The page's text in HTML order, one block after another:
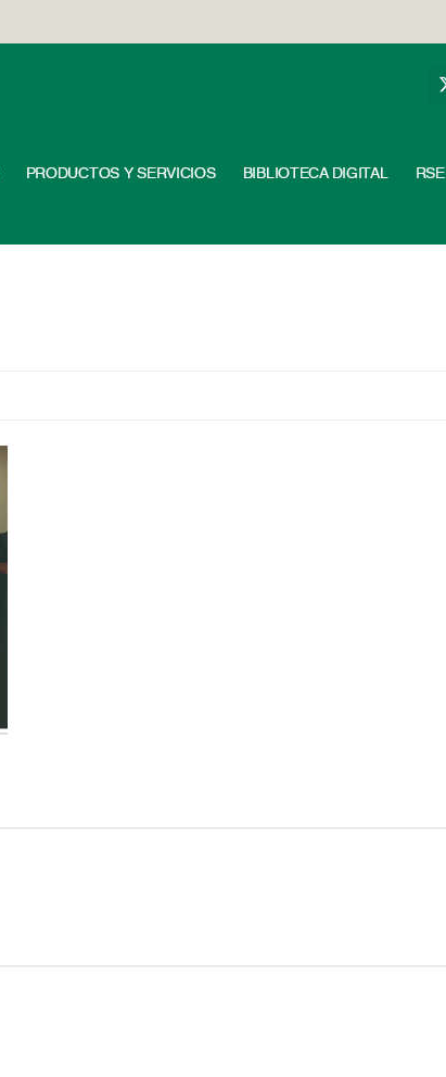
PRODUCTOS Y SERVICIOS BIBLIOTECA DIGITAL RSE